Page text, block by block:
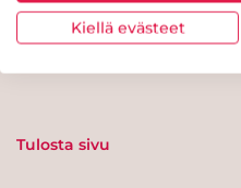
Suolaa
Tulosta sivu
Kiellä evästeet